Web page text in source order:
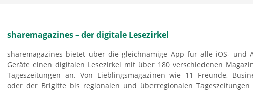
sharemagazines – der digitale Lesezirkel
sharemagazines bietet über die gleichnamige App für alle iOS- und
Geräte einen digitalen Lesezirkel mit über 180 verschiedenen
Tageszeitungen an. Von Lieblingsmagazinen wie 11 Freunde,
oder der Brigitte bis regionalen und überregionalen Tageszeitungen